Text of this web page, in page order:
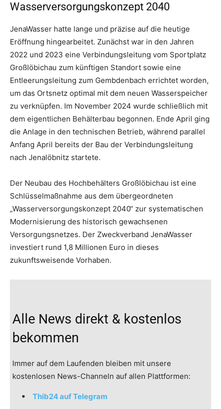
Wasserversorgungskonzept 2040
JenaWasser hatte lange und präzise auf die heutige
Eröffnung hingearbeitet. Zunächst war in den Jahren
2022 und 2023 eine Verbindungsleitung vom Sportplatz
Großlöbichau zum künftigen Standort sowie eine
Entleerungsleitung zum Gembdenbach errichtet worden,
um das Ortsnetz optimal mit dem neuen Wasserspeicher
zu verknüpfen. Im November 2024 wurde schließlich mit
dem eigentlichen Behälterbau begonnen. Ende April ging
die Anlage in den technischen Betrieb, während parallel
Anfang April bereits der Bau der Verbindungsleitung
nach Jenalöbnitz startete.
Der Neubau des Hochbehälters Großlöbichau ist eine
Schlüsselmaßnahme aus dem übergeordneten
„Wasserversorgungskonzept 2040“ zur systematischen
Modernisierung des historisch gewachsenen
Versorgungsnetzes. Der Zweckverband JenaWasser
investiert rund 1,8 Millionen Euro in dieses
zukunftsweisende Vorhaben.
Alle News direkt & kostenlos
bekommen
Immer auf dem Laufenden bleiben mit unsere
kostenlosen News-Channeln auf allen Plattformen:
Thib24 auf Telegram